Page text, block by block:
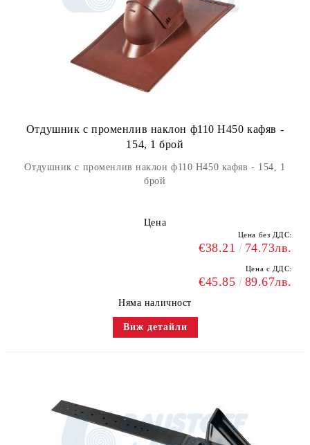
Отдушник с променлив наклон ф110 H450 кафяв -
154, 1 брой
Отдушник с променлив наклон ф110 H450 кафяв - 154, 1
брой
Цена
Цена без ДДС:
€38.21 74.73лв.
Цена с ДДС:
€45.85 89.67лв.
Няма наличност
Виж детайли